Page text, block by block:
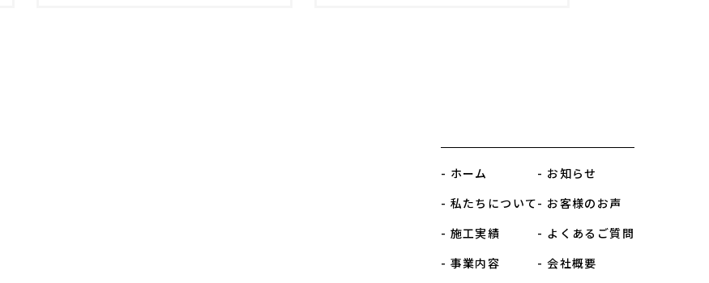
- ホーム
- 私たちについて
- 施工実績
- 事業内容
- お知らせ
- お客様のお声
- よくあるご質問
- 会社概要